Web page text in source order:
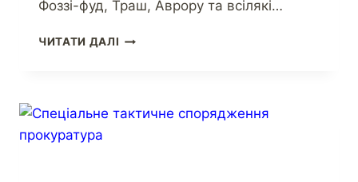
Фоззі-фуд, Траш, Аврору та всілякі…
ЧИТАТИ ДАЛІ